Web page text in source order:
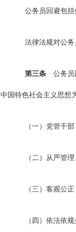
公务员回避包括任
法律法规对公务员
第三条公务员
中国特色社会主义思想
（一）党管干部
（二）从严管理
（三）客观公正
（四）依法依规